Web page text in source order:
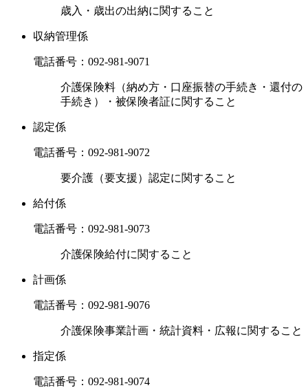
歳入・歳出の出納に関すること
収納管理係
電話番号： 092-981-9071
介護保険料（納め方・口座振替の手続き・還付の
手続き）・被保険者証に関すること
認定係
電話番号： 092-981-9072
要介護（要支援）認定に関すること
給付係
電話番号： 092-981-9073
介護保険給付に関すること
計画係
電話番号： 092-981-9076
介護保険事業計画・統計資料・広報に関すること
指定係
電話番号： 092-981-9074